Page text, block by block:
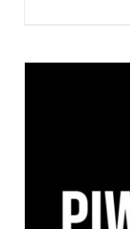
DODAJ